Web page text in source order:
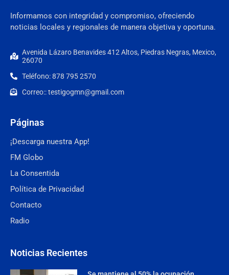
Informamos con integridad y compromiso, ofreciendo
noticias locales y regionales de manera objetiva y oportuna.
Avenida Lázaro Benavides 412 Altos, Piedras Negras, Mexico,
26070
Teléfono: 878 795 2570
Correo:: testigogmn@gmail.com
Páginas
¡Descarga nuestra App!
FM Globo
La Consentida
Política de Privacidad
Contacto
Radio
Noticias Recientes